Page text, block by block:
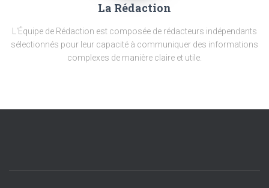
La Rédaction
L'Équipe de Rédaction est composée de rédacteurs indépendants
sélectionnés pour leur capacité à communiquer des informations
complexes de manière claire et utile.